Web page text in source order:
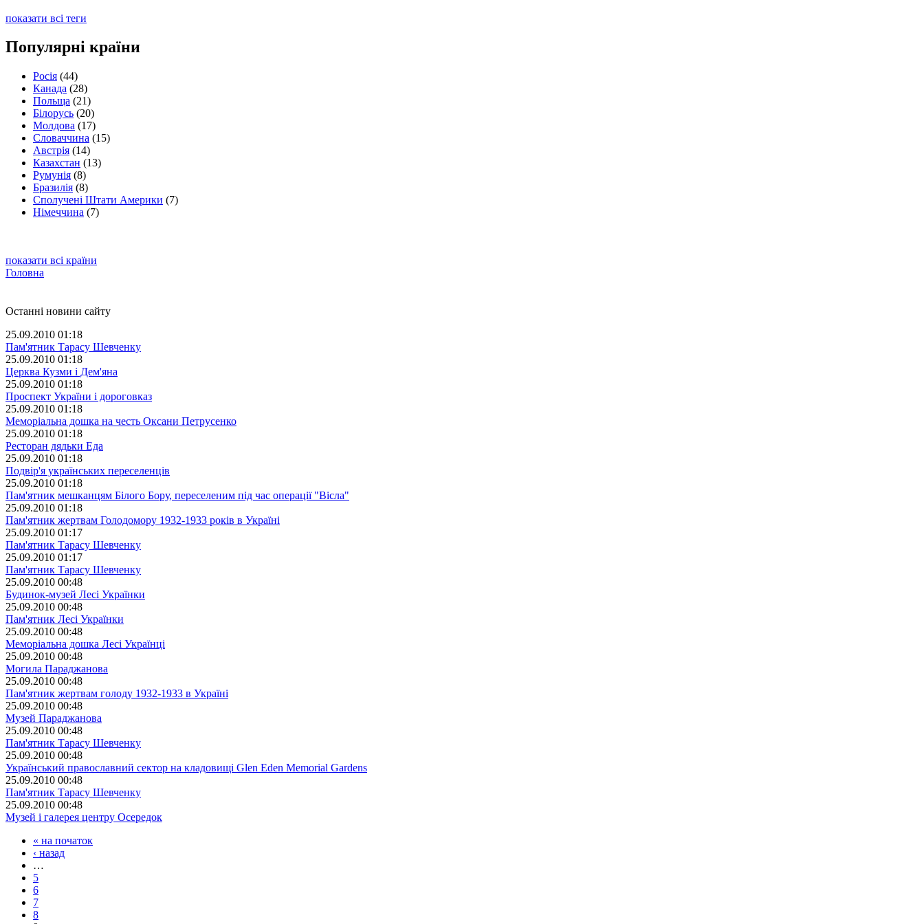
показати всі теги
Популярні країни
Росія (44)
Канада (28)
Польща (21)
Білорусь (20)
Молдова (17)
Словаччина (15)
Австрія (14)
Казахстан (13)
Румунія (8)
Бразилія (8)
Сполучені Штати Америки (7)
Німеччина (7)
показати всі країни
Головна
Останні новини сайту
25.09.2010 01:18
Пам'ятник Тарасу Шевченку
25.09.2010 01:18
Церква Кузми і Дем'яна
25.09.2010 01:18
Проспект України і дороговказ
25.09.2010 01:18
Меморіальна дошка на честь Оксани Петрусенко
25.09.2010 01:18
Ресторан дядьки Еда
25.09.2010 01:18
Подвір'я українських переселенців
25.09.2010 01:18
Пам'ятник мешканцям Білого Бору, переселеним під час операції "Вісла"
25.09.2010 01:18
Пам'ятник жертвам Голодомору 1932-1933 років в Україні
25.09.2010 01:17
Пам'ятник Тарасу Шевченку
25.09.2010 01:17
Пам'ятник Тарасу Шевченку
25.09.2010 00:48
Будинок-музей Лесі Українки
25.09.2010 00:48
Пам'ятник Лесі Українки
25.09.2010 00:48
Меморіальна дошка Лесі Українці
25.09.2010 00:48
Могила Параджанова
25.09.2010 00:48
Пам'ятник жертвам голоду 1932-1933 в Україні
25.09.2010 00:48
Музей Параджанова
25.09.2010 00:48
Пам'ятник Тарасу Шевченку
25.09.2010 00:48
Український православний сектор на кладовищі Glen Eden Memorial Gardens
25.09.2010 00:48
Пам'ятник Тарасу Шевченку
25.09.2010 00:48
Музей і галерея центру Осередок
« на початок
‹ назад
…
5
6
7
8